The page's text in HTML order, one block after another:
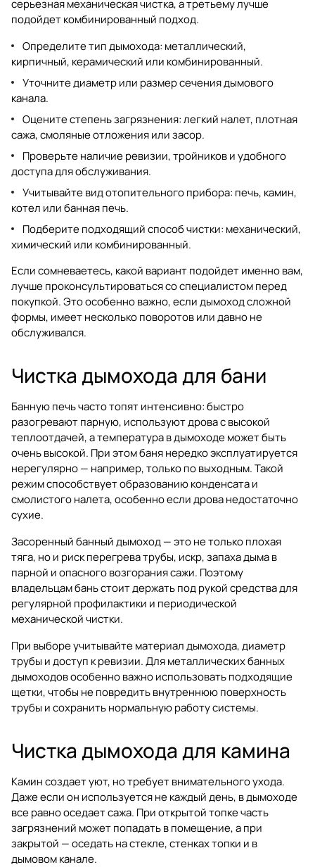
серьезная механическая чистка, а третьему лучше
подойдет комбинированный подход.
Определите тип дымохода: металлический,
кирпичный, керамический или комбинированный.
Уточните диаметр или размер сечения дымового
канала.
Оцените степень загрязнения: легкий налет, плотная
сажа, смоляные отложения или засор.
Проверьте наличие ревизии, тройников и удобного
доступа для обслуживания.
Учитывайте вид отопительного прибора: печь, камин,
котел или банная печь.
Подберите подходящий способ чистки: механический,
химический или комбинированный.
Если сомневаетесь, какой вариант подойдет именно вам,
лучше проконсультироваться со специалистом перед
покупкой. Это особенно важно, если дымоход сложной
формы, имеет несколько поворотов или давно не
обслуживался.
Чистка дымохода для бани
Банную печь часто топят интенсивно: быстро
разогревают парную, используют дрова с высокой
теплоотдачей, а температура в дымоходе может быть
очень высокой. При этом баня нередко эксплуатируется
нерегулярно — например, только по выходным. Такой
режим способствует образованию конденсата и
смолистого налета, особенно если дрова недостаточно
сухие.
Засоренный банный дымоход — это не только плохая
тяга, но и риск перегрева трубы, искр, запаха дыма в
парной и опасного возгорания сажи. Поэтому
владельцам бань стоит держать под рукой средства для
регулярной профилактики и периодической
механической чистки.
При выборе учитывайте материал дымохода, диаметр
трубы и доступ к ревизии. Для металлических банных
дымоходов особенно важно использовать подходящие
щетки, чтобы не повредить внутреннюю поверхность
трубы и сохранить нормальную работу системы.
Чистка дымохода для камина
Камин создает уют, но требует внимательного ухода.
Даже если он используется не каждый день, в дымоходе
все равно оседает сажа. При открытой топке часть
загрязнений может попадать в помещение, а при
закрытой — оседать на стекле, стенках топки и в
дымовом канале.